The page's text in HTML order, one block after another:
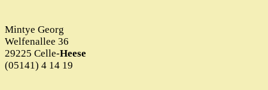
Mintye Georg
Welfenallee 36
29225 Celle-Heese
(05141) 4 14 19